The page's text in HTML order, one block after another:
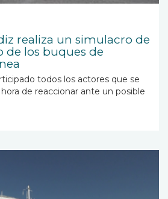
realiza un simulacro de
de los buques de
todos los actores que se
de reaccionar ante un posible